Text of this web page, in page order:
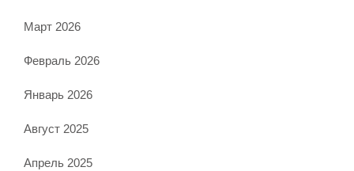
Март 2026
Февраль 2026
Январь 2026
Август 2025
Апрель 2025